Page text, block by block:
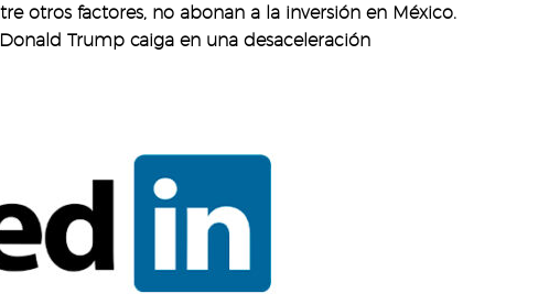
otros factores, no abonan a la inversión en México.
Trump caiga en una desaceleración